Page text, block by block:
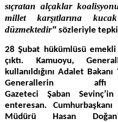
sıçratan alçaklar
millet karşıtlarına
düzmektedir” sözleriyle
28 Şubat hükümlüsü
çıktı. Kamuoyu,
kullanıldığını Adalet
Generallerin
Gazeteci Şaban
enteresan.
Müdürü Hasan